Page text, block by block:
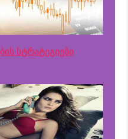
სტრატეგიები